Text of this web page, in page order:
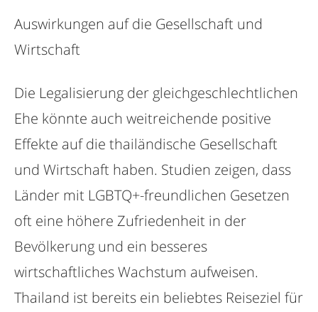
Auswirkungen auf die Gesellschaft und
Wirtschaft
Die Legalisierung der gleichgeschlechtlichen
Ehe könnte auch weitreichende positive
Effekte auf die thailändische Gesellschaft
und Wirtschaft haben. Studien zeigen, dass
Länder mit LGBTQ+-freundlichen Gesetzen
oft eine höhere Zufriedenheit in der
Bevölkerung und ein besseres
wirtschaftliches Wachstum aufweisen.
Thailand ist bereits ein beliebtes Reiseziel für